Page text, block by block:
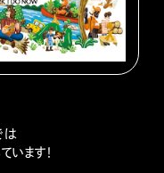
は
います！